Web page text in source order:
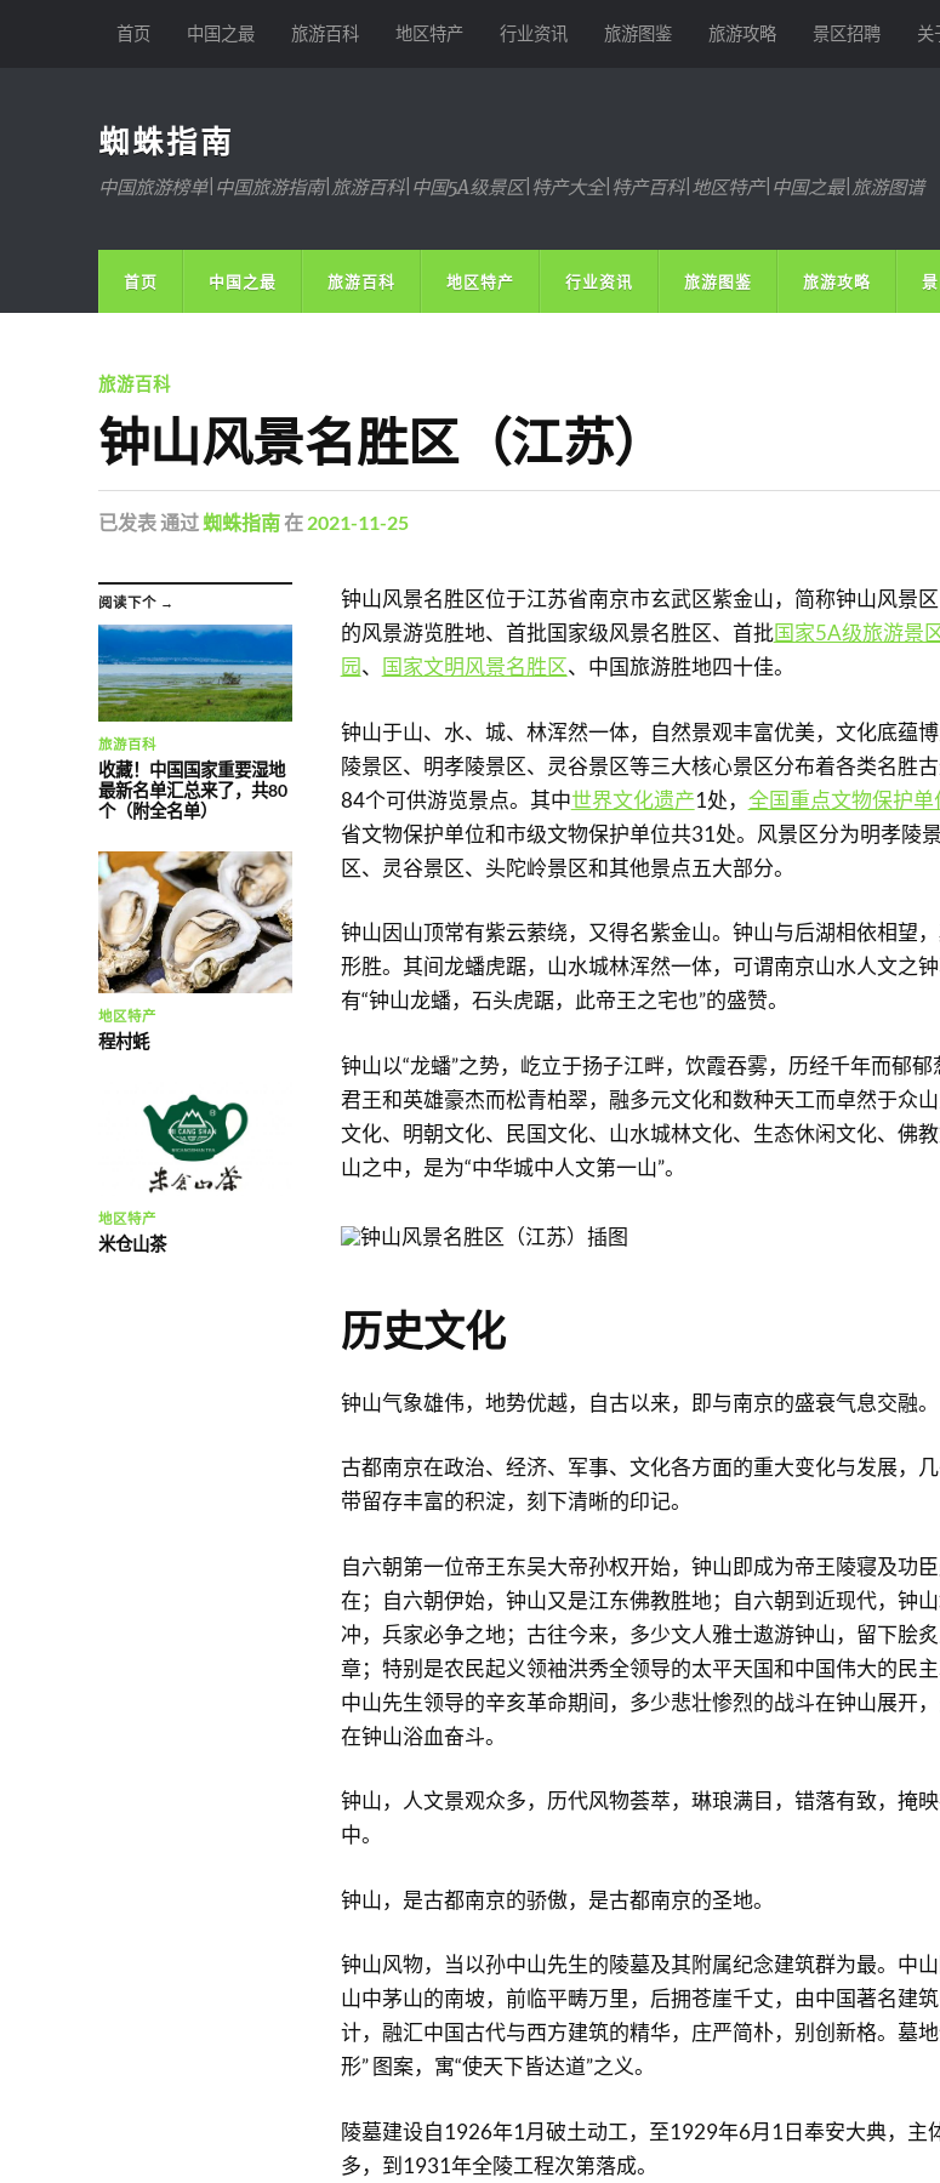
首页 中国之最 旅游百科 地区特产 行业资讯 旅游图鉴 旅游攻略 景区招聘 关
蜘蛛指南
中国旅游榜单|中国旅游指南|旅游百科|中国5A级景区|特产大全|特产百科|地区特产|中国之最|旅游图谱
首页 中国之最 旅游百科 地区特产 行业资讯 旅游图鉴 旅游攻略
旅游百科
钟山风景名胜区（江苏）
已发表通过蜘蛛指南在 2021-11-25
阅读下个 →
旅游百科
收藏！中国国家重要湿地
最新名单汇总来了，共80
个（附全名单）
地区特产
程村蚝
地区特产
米仓山茶
钟山风景名胜区位于江苏省南京市玄武区紫金山，简称钟山风景
的风景游览胜地、首批国家级风景名胜区、首批国家5A级旅游景
园、 国家文明风景名胜区、中国旅游胜地四十佳。
钟山于山、水、城、林浑然一体，自然景观丰富优美，文化底蕴
陵景区、明孝陵景区、灵谷景区等三大核心景区分布着各类名胜古
84个可供游览景点。其中世界文化遗产1处， 全国重点文物保护单
省文物保护单位和市级文物保护单位共31处。风景区分为明孝陵
区、灵谷景区、头陀岭景区和其他景点五大部分。
钟山因山顶常有紫云萦绕，又得名紫金山。钟山与后湖相依相望
形胜。其间龙蟠虎踞，山水城林浑然一体，可谓南京山水人文之
有“钟山龙蟠，石头虎踞，此帝王之宅也”的盛赞。
钟山以“龙蟠”之势，屹立于扬子江畔，饮霞吞雾，历经千年而郁
君王和英雄豪杰而松青柏翠，融多元文化和数种天工而卓然于众
文化、明朝文化、民国文化、山水城林文化、生态休闲文化、佛
山之中，是为“中华城中人文第一山”。
历史文化
钟山气象雄伟，地势优越，自古以来，即与南京的盛衰气息交融。
古都南京在政治、经济、军事、文化各方面的重大变化与发展，
带留存丰富的积淀，刻下清晰的印记。
自六朝第一位帝王东吴大帝孙权开始，钟山即成为帝王陵寝及功
在；自六朝伊始，钟山又是江东佛教胜地；自六朝到近现代，钟
冲，兵家必争之地；古往今来，多少文人雅士遨游钟山，留下脍
章；特别是农民起义领袖洪秀全领导的太平天国和中国伟大的民
中山先生领导的辛亥革命期间，多少悲壮惨烈的战斗在钟山展开
在钟山浴血奋斗。
钟山，人文景观众多，历代风物荟萃，琳琅满目，错落有致，掩
中。
钟山，是古都南京的骄傲，是古都南京的圣地。
钟山风物，当以孙中山先生的陵墓及其附属纪念建筑群为最。中
山中茅山的南坡，前临平畴万里，后拥苍崖千丈，由中国著名建
计，融汇中国古代与西方建筑的精华，庄严简朴，别创新格。墓
形” 图案，寓“使天下皆达道”之义。
陵墓建设自1926年1月破土动工，至1929年6月1日奉安大典，主
多，到1931年全陵工程次第落成。